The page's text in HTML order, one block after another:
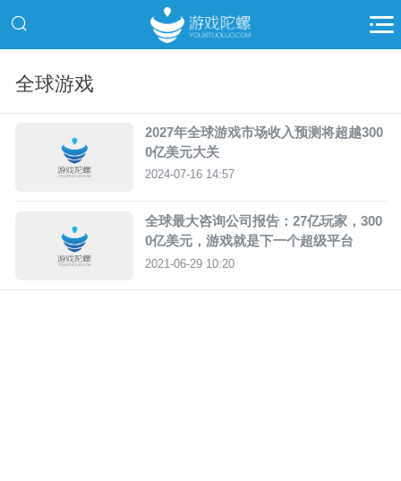
全球游戏
2027年全球游戏市场收入预测将超越300
0亿美元大关
2024-07-16 14:57
全球最大咨询公司报告：27亿玩家，300
0亿美元，游戏就是下一个超级平台
2021-06-29 10:20